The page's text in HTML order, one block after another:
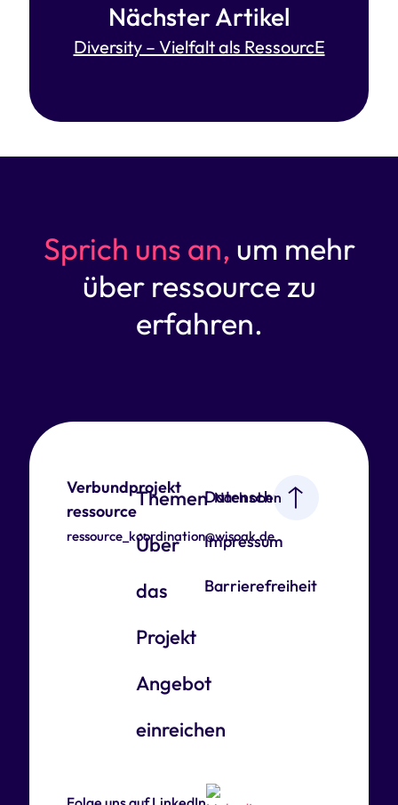
Nächster Artikel
Diversity – Vielfalt als RessourcE
Sprich uns an, um mehr
über ressource zu
erfahren.
Verbundprojekt
ressource
ressource_koordination@wisoak.de
Themen
Über
das
Projekt
Angebot
einreichen
Datenschutz
Impressum
Barrierefreiheit
Nach oben